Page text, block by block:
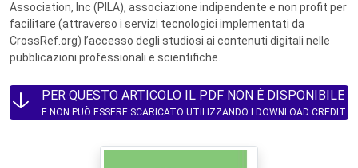
Association, Inc (PILA), associazione indipendente e non profit per
facilitare (attraverso i servizi tecnologici implementati da
CrossRef.org) l’accesso degli studiosi ai contenuti digitali nelle
pubblicazioni professionali e scientifiche.
PER QUESTO ARTICOLO IL PDF NON È DISPONIBILE
E NON PUÒ ESSERE SCARICATO UTILIZZANDO I DOWNLOAD CREDIT